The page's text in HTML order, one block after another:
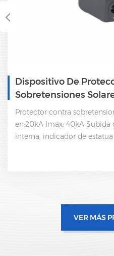
Dispositivo De
Sobretensiones
SPD 500V
Protector contra
en:20kA Imáx: 40kA Subida
interna, indicador de
VER MÁS